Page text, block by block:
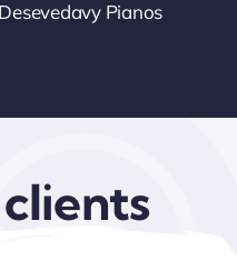
Pianos
clients